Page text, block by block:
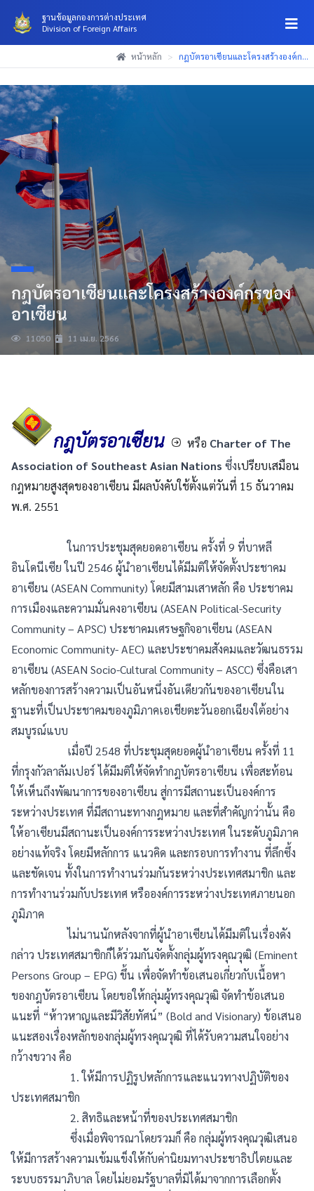
ฐานข้อมูลกองการต่างประเทศ
Division of Foreign Affairs
หน้าหลัก > กฎบัตรอาเซียนและโครงสร้างองค์ก...
กฎบัตรอาเซียนและโครงสร้างองค์กรของ
อาเซียน
11050 11 เม.ย. 2566
กฎบัตรอาเซียน หรือ Charter of The
Association of Southeast Asian Nations ซึ่งเปรียบเสมือน
กฎหมายสูงสุดของอาเซียน มีผลบังคับใช้ตั้งแต่วันที่ 15 ธันวาคม
พ.ศ. 2551
ในการประชุมสุดยอดอาเซียน ครั้งที่ 9 ที่บาหลี
อินโดนีเซีย ในปี 2546 ผู้นำอาเซียนได้มีมติให้จัดตั้งประชาคม
อาเซียน (ASEAN Community) โดยมีสามเสาหลัก คือ ประชาคม
การเมืองและความมั่นคงอาเซียน (ASEAN Political-Security
Community – APSC) ประชาคมเศรษฐกิจอาเซียน (ASEAN
Economic Community- AEC) และประชาคมสังคมและวัฒนธรรม
อาเซียน (ASEAN Socio-Cultural Community – ASCC) ซึ่งคือเสา
หลักของการสร้างความเป็นอันหนึ่งอันเดียวกันของอาเซียนใน
ฐานะที่เป็นประชาคมของภูมิภาคเอเชียตะวันออกเฉียงใต้อย่าง
สมบูรณ์แบบ
เมื่อปี 2548 ที่ประชุมสุดยอดผู้นำอาเซียน ครั้งที่ 11
ที่กรุงกัวลาลัมเปอร์ ได้มีมติให้จัดทำกฎบัตรอาเซียน เพื่อสะท้อน
ให้เห็นถึงพัฒนาการของอาเซียน สู่การมีสถานะเป็นองค์การ
ระหว่างประเทศ ที่มีสถานะทางกฎหมาย และที่สำคัญกว่านั้น คือ
ให้อาเซียนมีสถานะเป็นองค์การระหว่างประเทศ ในระดับภูมิภาค
อย่างแท้จริง โดยมีหลักการ แนวคิด และกรอบการทำงาน ที่ลึกซึ้ง
และชัดเจน ทั้งในการทำงานร่วมกันระหว่างประเทศสมาชิก และ
การทำงานร่วมกับประเทศ หรือองค์การระหว่างประเทศภายนอก
ภูมิภาค
ไม่นานนักหลังจากที่ผู้นำอาเซียนได้มีมติในเรื่องดัง
กล่าว ประเทศสมาชิกก็ได้ร่วมกันจัดตั้งกลุ่มผู้ทรงคุณวุฒิ (Eminent
Persons Group – EPG) ขึ้น เพื่อจัดทำข้อเสนอเกี่ยวกับเนื้อหา
ของกฎบัตรอาเซียน โดยขอให้กลุ่มผู้ทรงคุณวุฒิ จัดทำข้อเสนอ
แนะที่ “ห้าวหาญและมีวิสัยทัศน์” (Bold and Visionary) ข้อเสนอ
แนะสองเรื่องหลักของกลุ่มผู้ทรงคุณวุฒิ ที่ได้รับความสนใจอย่าง
กว้างขวาง คือ
1. ให้มีการปฏิรูปหลักการและแนวทางปฏิบัติของ
ประเทศสมาชิก
2. สิทธิและหน้าที่ของประเทศสมาชิก
ซึ่งเมื่อพิจารณาโดยรวมก็ คือ กลุ่มผู้ทรงคุณวุฒิเสนอ
ให้มีการสร้างความเข้มแข็งให้กับค่านิยมทางประชาธิปไตยและ
ระบบธรรมาภิบาล โดยไม่ยอมรัฐบาลที่มิได้มาจากการเลือกตั้ง
(Esc)
(Esc)
(Esc)